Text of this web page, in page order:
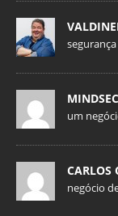
segurança
um
CARLOS
negócio